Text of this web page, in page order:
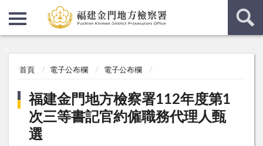
首頁 電子公布欄 電子公布欄
福建金門地方檢察署112年度第1
次三等書記官約僱職務代理人甄
選